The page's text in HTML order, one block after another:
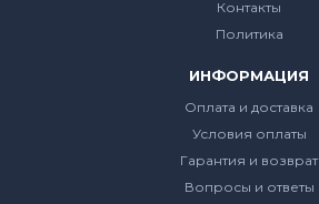
Контакты
Политика
ИНФОРМАЦИЯ
Оплата и доставка
Условия оплаты
Гарантия и возврат
Вопросы и ответы